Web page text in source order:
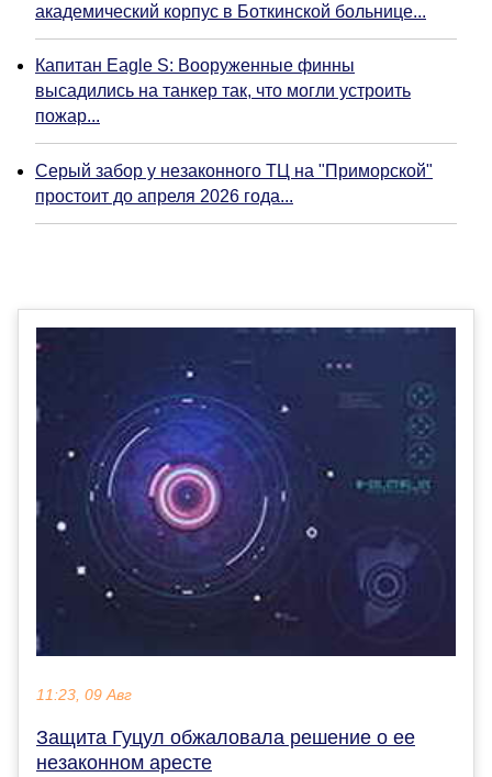
академический корпус в Боткинской больнице...
Капитан Eagle S: Вооруженные финны
высадились на танкер так, что могли устроить
пожар...
Серый забор у незаконного ТЦ на "Приморской"
простоит до апреля 2026 года...
11:23, 09 Авг
Защита Гуцул обжаловала решение о ее
незаконном аресте